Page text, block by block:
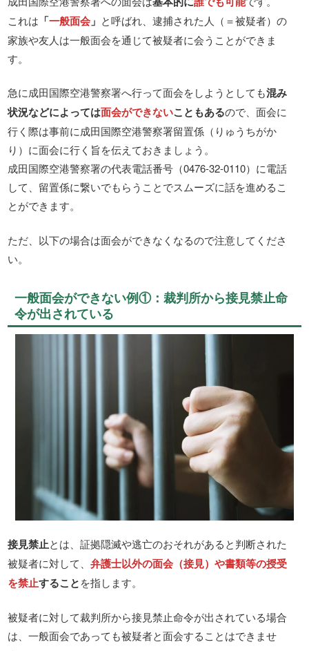
これは 「一般面会 」 と呼ばれ、逮捕された人（＝被疑者）の
家族や友人は一般面会を通じて被疑者に会うことができま
す。
急に成田国際空港警察署へ行って面会をしようとしても混み
状況などによっては面会ができないこともあるので、面会に
行く際は事前に成田国際空港警察署留置係（りゅうちがか
り）に面会に行く旨を伝えておきましょう。
成田国際空港警察署の代表電話番号（0476-32-0110）に電話
して、留置係に繋いでもらうことでスムーズに話を進めるこ
とができます。
ただ、以下の場合は面会ができなくなるので注意してくださ
い。
一般面会ができない例①：裁判所から接見禁止命
令が出されている
接見禁止とは、証拠隠滅や逃亡のおそれがあると判断された
被疑者に対して、弁護士以外の面会（接見）や書類等の授受
を禁止することを指します。
被疑者に対して裁判所から接見禁止命令が出されている場合
は、一般面会であっても被疑者と面会することはできませ